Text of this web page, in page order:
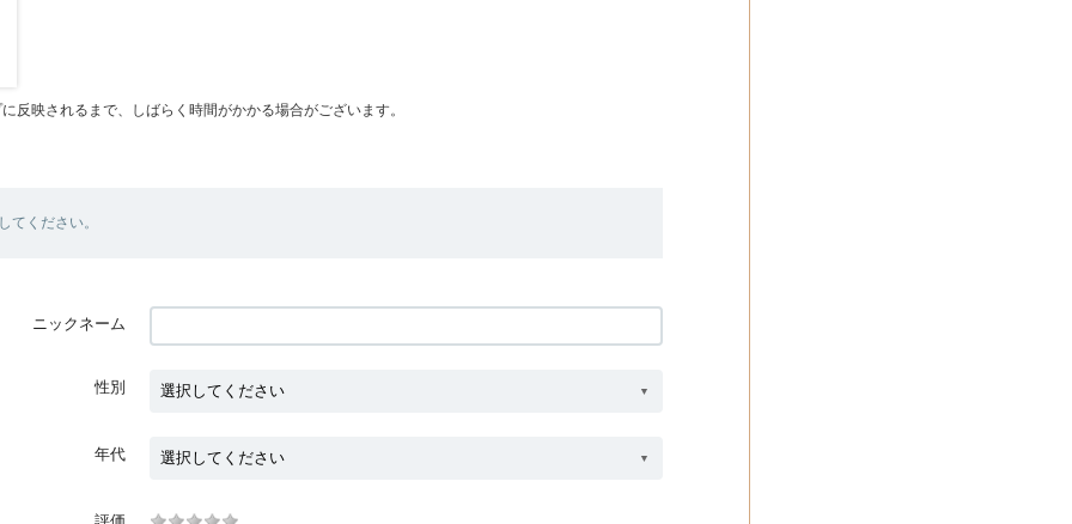
反映されるまで、しばらく時間がかかる場合がございます。
てください。
ニックネーム
性別
年代